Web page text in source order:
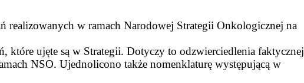
realizowanych w ramach Narodowej Strategii Onkologicznej na
które ujęte są w Strategii. Dotyczy to odzwierciedlenia faktycznej
NSO. Ujednolicono także nomenklaturę występującą w